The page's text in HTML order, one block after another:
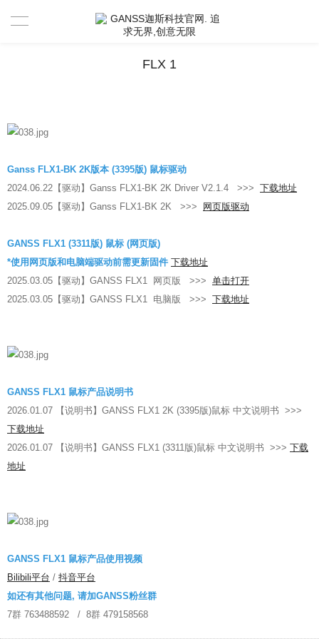
驱动
搜索驱动
活动中心
活动寄出单号查询
店铺活动查询
联系我们
售后服务
关于GANSS
FLX 1
Ganss FLX1-BK 2K版本 (3395版) 鼠标驱动
2024.06.22【驱动】Ganss FLX1-BK 2K Driver V2.1.4 >>> 下载地址
2025.09.05【驱动】Ganss FLX1-BK 2K >>>
网页版驱动
GANSS FLX1 (3311版) 鼠标 (网页版)
*使用网页版和电脑端驱动前需更新固件 下载地址
2025.03.05【驱动】GANSS FLX1 网页版
>>> 单击打开
2025.03.05【驱动】GANSS FLX1 电脑版
>>> 下载地址
GANSS FLX1 鼠标产品说明书
2026.01.07 【说明书】GANSS FLX1 2K (3395版)鼠标 中文说明书 >>>
下载地址
2026.01.07 【说明书】GANSS FLX1 (3311版)鼠标 中文说明书 >>> 下载
地址
GANSS FLX1 鼠标产品使用视频
Bilibili平台 / 抖音平台
如还有其他问题, 请加GANSS粉丝群
7群 763488592 / 8群 479158568